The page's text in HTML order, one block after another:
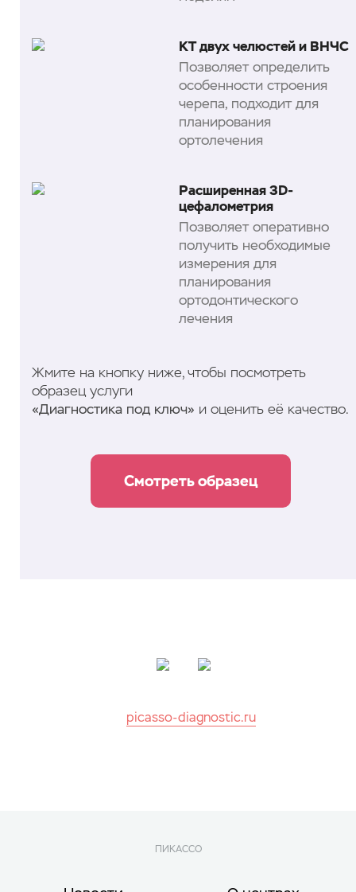
КТ двух челюстей и ВНЧС
Позволяет определить
особенности строения
черепа, подходит для
планирования
ортолечения
Расширенная 3D-
цефалометрия
Позволяет оперативно
получить необходимые
измерения для
планирования
ортодонтического
лечения
Жмите на кнопку ниже, чтобы посмотреть
образец услуги
«Диагностика под ключ» и оценить её качество.
Смотреть образец
picasso-diagnostic.ru
ПИКАССО